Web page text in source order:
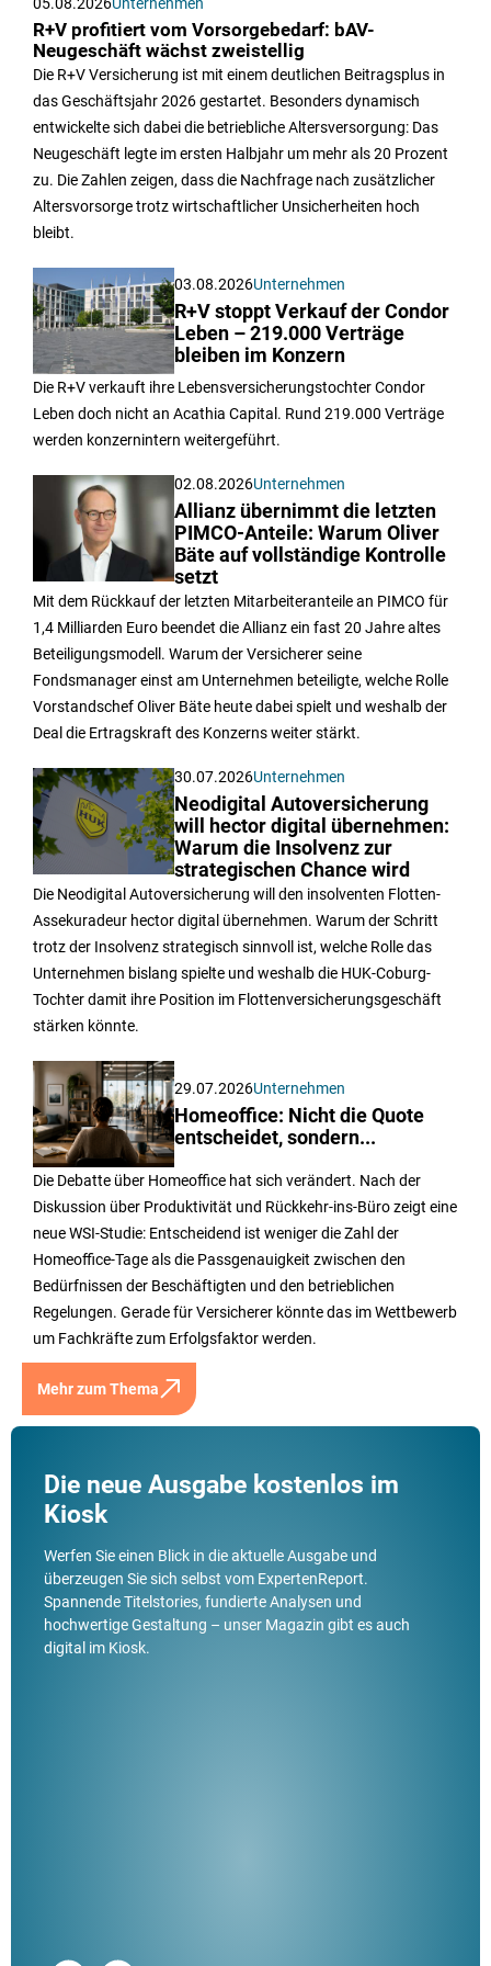
R+V profitiert vom Vorsorgebedarf: bAV-
Neugeschäft wächst zweistellig
Die R+V Versicherung ist mit einem deutlichen Beitragsplus in
das Geschäftsjahr 2026 gestartet. Besonders dynamisch
entwickelte sich dabei die betriebliche Altersversorgung: Das
Neugeschäft legte im ersten Halbjahr um mehr als 20 Prozent
zu. Die Zahlen zeigen, dass die Nachfrage nach zusätzlicher
Altersvorsorge trotz wirtschaftlicher Unsicherheiten hoch
bleibt.
03.08.2026Unternehmen
R+V stoppt Verkauf der Condor
Leben – 219.000 Verträge
bleiben im Konzern
Die R+V verkauft ihre Lebensversicherungstochter Condor
Leben doch nicht an Acathia Capital. Rund 219.000 Verträge
werden konzernintern weitergeführt.
02.08.2026Unternehmen
Allianz übernimmt die letzten
PIMCO-Anteile: Warum Oliver
Bäte auf vollständige Kontrolle
setzt
Mit dem Rückkauf der letzten Mitarbeiteranteile an PIMCO für
1,4 Milliarden Euro beendet die Allianz ein fast 20 Jahre altes
Beteiligungsmodell. Warum der Versicherer seine
Fondsmanager einst am Unternehmen beteiligte, welche Rolle
Vorstandschef Oliver Bäte heute dabei spielt und weshalb der
Deal die Ertragskraft des Konzerns weiter stärkt.
30.07.2026Unternehmen
Neodigital Autoversicherung
will hector digital übernehmen:
Warum die Insolvenz zur
strategischen Chance wird
Die Neodigital Autoversicherung will den insolventen Flotten-
Assekuradeur hector digital übernehmen. Warum der Schritt
trotz der Insolvenz strategisch sinnvoll ist, welche Rolle das
Unternehmen bislang spielte und weshalb die HUK-Coburg-
Tochter damit ihre Position im Flottenversicherungsgeschäft
stärken könnte.
29.07.2026Unternehmen
Homeoffice: Nicht die Quote
entscheidet, sondern...
Die Debatte über Homeoffice hat sich verändert. Nach der
Diskussion über Produktivität und Rückkehr-ins-Büro zeigt eine
neue WSI-Studie: Entscheidend ist weniger die Zahl der
Homeoffice-Tage als die Passgenauigkeit zwischen den
Bedürfnissen der Beschäftigten und den betrieblichen
Regelungen. Gerade für Versicherer könnte das im Wettbewerb
um Fachkräfte zum Erfolgsfaktor werden.
Mehr zum Thema
Die neue Ausgabe kostenlos im
Kiosk
Werfen Sie einen Blick in die aktuelle Ausgabe und
überzeugen Sie sich selbst vom ExpertenReport.
Spannende Titelstories, fundierte Analysen und
hochwertige Gestaltung – unser Magazin gibt es auch
digital im Kiosk.